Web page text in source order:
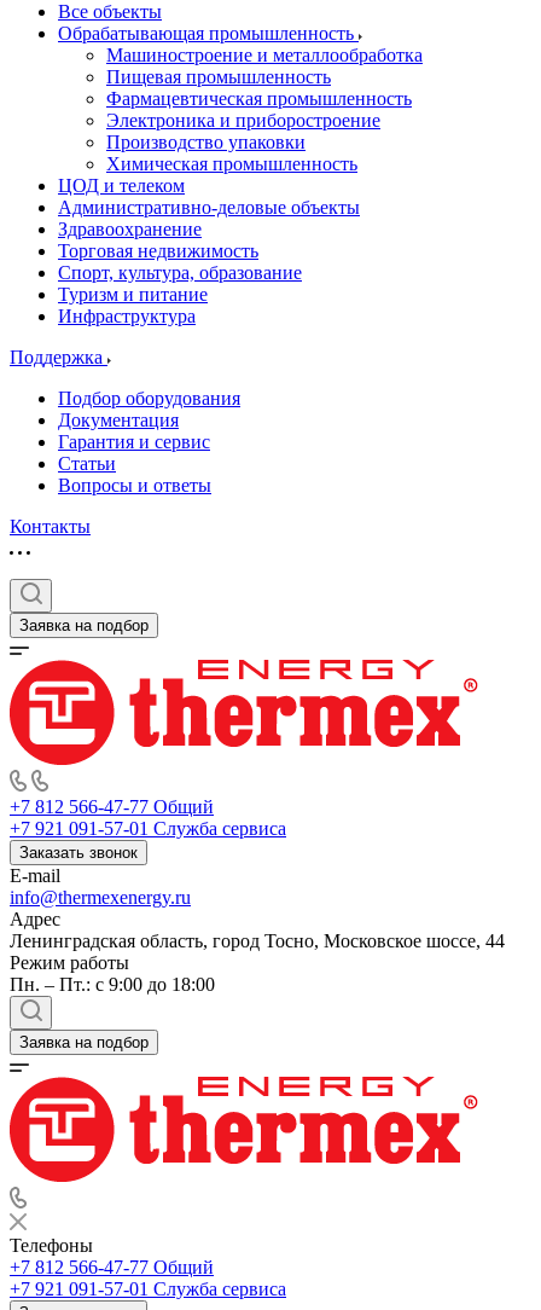
Все объекты
Обрабатывающая промышленность
Машиностроение и металлообработка
Пищевая промышленность
Фармацевтическая промышленность
Электроника и приборостроение
Производство упаковки
Химическая промышленность
ЦОД и телеком
Административно-деловые объекты
Здравоохранение
Торговая недвижимость
Спорт, культура, образование
Туризм и питание
Инфраструктура
Поддержка
Подбор оборудования
Документация
Гарантия и сервис
Статьи
Вопросы и ответы
Контакты
Заявка на подбор
+7 812 566-47-77 Общий
+7 921 091-57-01 Служба сервиса
Заказать звонок
E-mail
info@thermexenergy.ru
Адрес
Ленинградская область, город Тосно, Московское шоссе, 44
Режим работы
Пн. – Пт.: с 9:00 до 18:00
Заявка на подбор
Телефоны
+7 812 566-47-77 Общий
+7 921 091-57-01 Служба сервиса